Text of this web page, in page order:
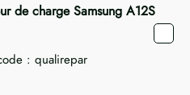
de charge Samsung A12S
: qualirepar